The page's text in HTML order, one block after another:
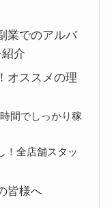
業でのアルバ
介
オススメの理
間でしっかり稼
！全店舗スタッ
皆様へ